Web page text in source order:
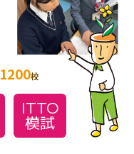
1200校
ITTO
模試